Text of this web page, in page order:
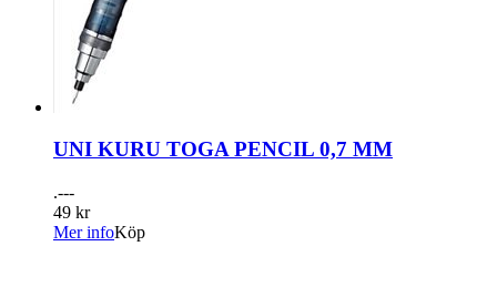
UNI KURU TOGA PENCIL 0,7 MM
.---
49 kr
Mer infoKöp